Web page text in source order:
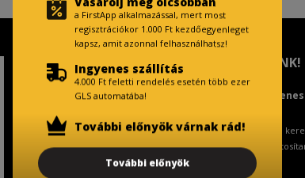
TISZTELT VÁSÁRLÓNK!
Fizetésnél kérje az
A Kormány döntése alapján a
ingyenes adattörlő kódot
a FirstApp alkalmazással, mert most
regisztrációkor 1.000 Ft kezdőegyenleget
kapsz, amit azonnal felhasználhatsz!
Ingyenes szállítás
4.000 Ft feletti rendelés esetén több ezer
GLS automatába!
További előnyök várnak rád!
További előnyök